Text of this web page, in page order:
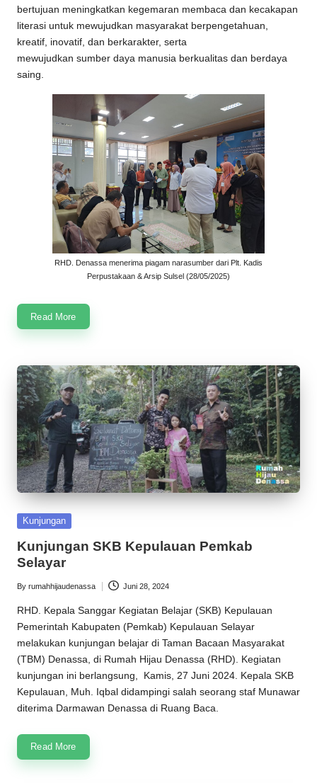
bertujuan meningkatkan kegemaran membaca dan kecakapan
literasi untuk mewujudkan masyarakat berpengetahuan,
kreatif, inovatif, dan berkarakter, serta
mewujudkan sumber daya manusia berkualitas dan berdaya
saing.
RHD. Denassa menerima piagam narasumber dari Plt. Kadis
Perpustakaan & Arsip Sulsel (28/05/2025)
Read More
Posted
Kunjungan
Kunjungan SKB Kepulauan Pemkab
Selayar
Posted
by
By rumahhijaudenassa Juni 28, 2024
RHD. Kepala Sanggar Kegiatan Belajar (SKB) Kepulauan
Pemerintah Kabupaten (Pemkab) Kepulauan Selayar
melakukan kunjungan belajar di Taman Bacaan Masyarakat
(TBM) Denassa, di Rumah Hijau Denassa (RHD). Kegiatan
kunjungan ini berlangsung, Kamis, 27 Juni 2024. Kepala SKB
Kepulauan, Muh. Iqbal didampingi salah seorang staf Munawar
diterima Darmawan Denassa di Ruang Baca.
Read More